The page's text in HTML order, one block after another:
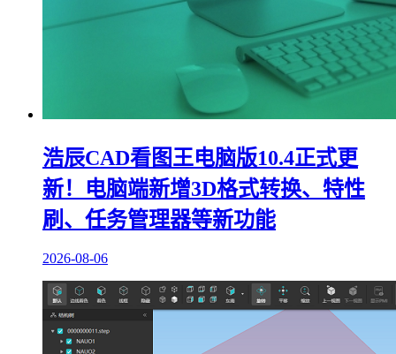
浩辰CAD看图王电脑版10.4正式更
新！电脑端新增3D格式转换、特性
刷、任务管理器等新功能
2026-08-06